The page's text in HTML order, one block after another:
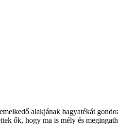
alakjának hagyatékát
ők, hogy ma is mély és